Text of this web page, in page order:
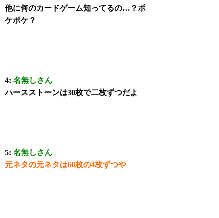
他に何のカードゲーム知ってるの…？ポ
ケポケ？
4:名無しさん
ハースストーンは30枚で二枚ずつだよ
5:名無しさん
元ネタの元ネタは60枚の4枚ずつや